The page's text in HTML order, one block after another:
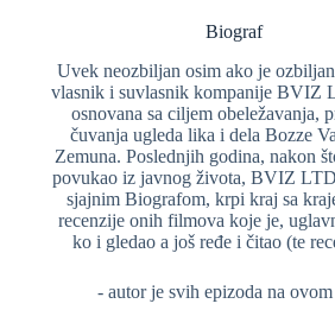
Biograf
Uvek neozbiljan osim ako je
vlasnik i suvlasnik kompanije BVIZ
osnovana sa ciljem obeležavanja,
čuvanja ugleda lika i dela Bozze
Zemuna. Poslednjih godina, nakon
povukao iz javnog života, BVIZ LTD
sjajnim Biografom, krpi kraj sa
recenzije onih filmova koje je,
ko i gledao a još ređe i čitao (te
- autor je svih epizoda na ovom